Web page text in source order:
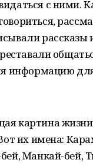
с ними.
информацию
картина
их имена:
Манкай-бей,